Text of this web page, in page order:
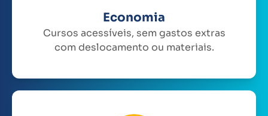
Economia
Cursos acessíveis, sem gastos extras
com deslocamento ou materiais.